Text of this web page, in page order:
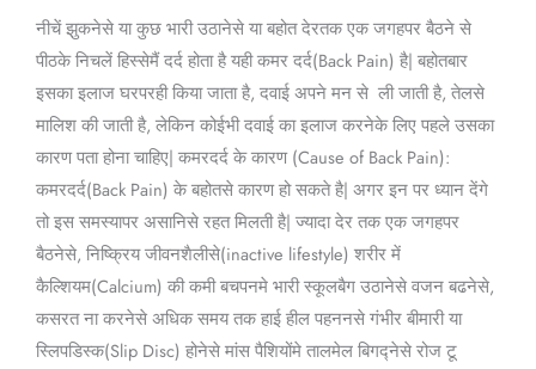
नीचें झुकनेसे या कुछ भारी उठानेसे या बहोत देरतक एक जगहपर बैठने से
पीठके निचलें हिस्सेमैं दर्द होता है यही कमर दर्द(Back Pain) है| बहोतबार
इसका इलाज घरपरही किया जाता है, दवाई अपने मन से ली जाती है, तेलसे
मालिश की जाती है, लेकिन कोईभी दवाई का इलाज करनेके लिए पहले उसका
कारण पता होना चाहिए| कमरदर्द के कारण (Cause of Back Pain):
कमरदर्द(Back Pain) के बहोतसे कारण हो सकते है| अगर इन पर ध्यान देंगे
तो इस समस्यापर असानिसे रहत मिलती है| ज्यादा देर तक एक जगहपर
बैठनेसे, निष्क्रिय जीवनशैलीसे(inactive lifestyle) शरीर में
कैल्शियम(Calcium) की कमी बचपनमे भारी स्कूलबैग उठानेसे वजन बढनेसे,
कसरत ना करनेसे अधिक समय तक हाई हील पहननसे गंभीर बीमारी या
स्लिपडिस्क(Slip Disc) होनेसे मांस पैशियोंमे तालमेल बिगद्नेसे रोज टू
और
उपचार(Back
Pain
Causes,
Diagnosis,
and
Treatment
in
Hindi)